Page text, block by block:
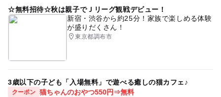
☆無料招待☆秋は親子でＪリーグ観戦デビュー！
新宿・渋谷から約25分！家族で楽しめる体験
が盛りだくさん！
東京都調布市
3歳以下の子ども「入場無料」で遊べる癒しの猫カフェ♪
クーポン 猫ちゃんのおやつ550円⇒無料